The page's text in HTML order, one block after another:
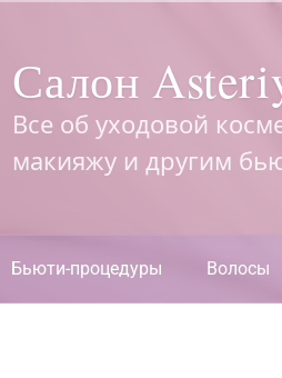
Салон
Все об уходовой
макияжу и другим
Бьюти-процедуры Волосы